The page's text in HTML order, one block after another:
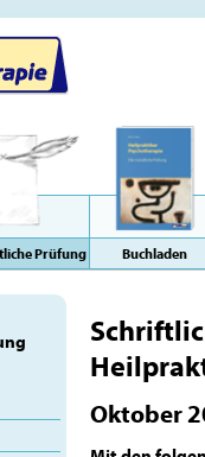
Prüfung Buchladen